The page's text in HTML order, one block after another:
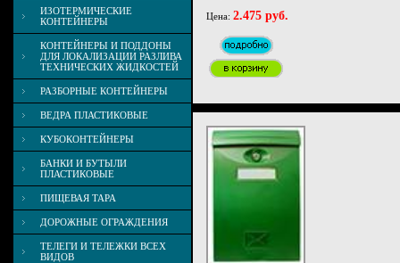
ИЗОТЕРМИЧЕСКИЕ
КОНТЕЙНЕРЫ
КОНТЕЙНЕРЫ И ПОДДОНЫ
ДЛЯ ЛОКАЛИЗАЦИИ РАЗЛИВА
ТЕХНИЧЕСКИХ ЖИДКОСТЕЙ
РАЗБОРНЫЕ КОНТЕЙНЕРЫ
ВЕДРА ПЛАСТИКОВЫЕ
КУБОКОНТЕЙНЕРЫ
БАНКИ И БУТЫЛИ
ПЛАСТИКОВЫЕ
ПИЩЕВАЯ ТАРА
ДОРОЖНЫЕ ОГРАЖДЕНИЯ
ТЕЛЕГИ И ТЕЛЕЖКИ ВСЕХ
ВИДОВ
Цена: 2.475 руб.